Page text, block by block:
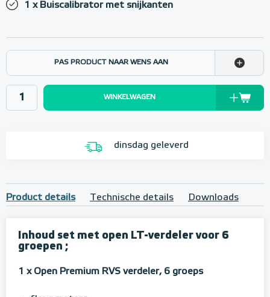
1 x Buiscalibrator met snijkanten
PAS PRODUCT NAAR WENS AAN
WINKELWAGEN
dinsdag geleverd
Product details Technische details Downloads
Inhoud set met open LT-verdeler voor 6
groepen ;
1 x Open Premium RVS verdeler, 6 groeps